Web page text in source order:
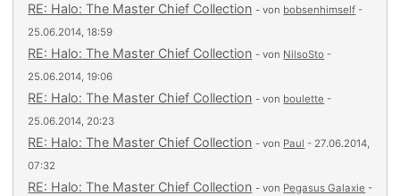
RE: Halo: The Master Chief Collection - von bobsenhimself -
25.06.2014, 18:59
RE: Halo: The Master Chief Collection - von NilsoSto -
25.06.2014, 19:06
RE: Halo: The Master Chief Collection - von boulette -
25.06.2014, 20:23
RE: Halo: The Master Chief Collection - von Paul - 27.06.2014,
07:32
RE: Halo: The Master Chief Collection - von Pegasus Galaxie -